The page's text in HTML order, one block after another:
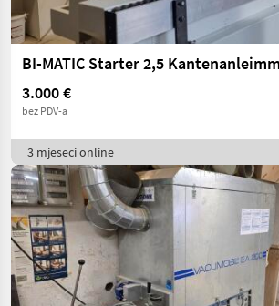
3.000 €
bez PDV-a
3 mjeseci online